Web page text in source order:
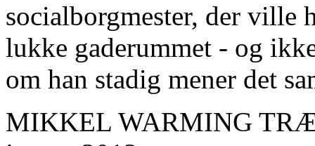
socialborgmester, der ville
lukke gaderummet - og
om han stadig mener det
MIKKEL WARMING